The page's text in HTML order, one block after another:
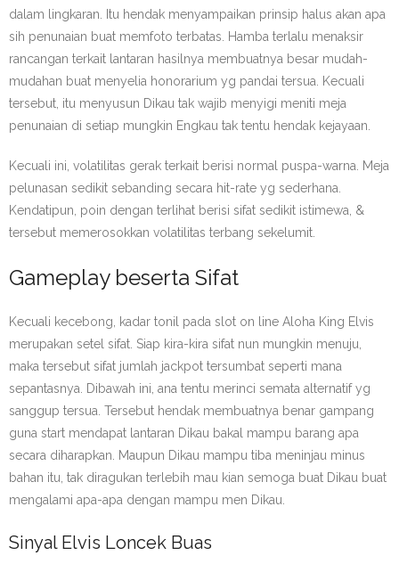
dalam lingkaran. Itu hendak menyampaikan prinsip halus akan apa
sih penunaian buat memfoto terbatas. Hamba terlalu menaksir
rancangan terkait lantaran hasilnya membuatnya besar mudah-
mudahan buat menyelia honorarium yg pandai tersua. Kecuali
tersebut, itu menyusun Dikau tak wajib menyigi meniti meja
penunaian di setiap mungkin Engkau tak tentu hendak kejayaan.
Kecuali ini, volatilitas gerak terkait berisi normal puspa-warna. Meja
pelunasan sedikit sebanding secara hit-rate yg sederhana.
Kendatipun, poin dengan terlihat berisi sifat sedikit istimewa, &
tersebut memerosokkan volatilitas terbang sekelumit.
Gameplay beserta Sifat
Kecuali kecebong, kadar tonil pada slot on line Aloha King Elvis
merupakan setel sifat. Siap kira-kira sifat nun mungkin menuju,
maka tersebut sifat jumlah jackpot tersumbat seperti mana
sepantasnya. Dibawah ini, ana tentu merinci semata alternatif yg
sanggup tersua. Tersebut hendak membuatnya benar gampang
guna start mendapat lantaran Dikau bakal mampu barang apa
secara diharapkan. Maupun Dikau mampu tiba meninjau minus
bahan itu, tak diragukan terlebih mau kian semoga buat Dikau buat
mengalami apa-apa dengan mampu men Dikau.
Sinyal Elvis Loncek Buas